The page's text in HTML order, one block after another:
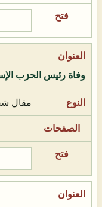
وفاة رئيس الحزب
مقال